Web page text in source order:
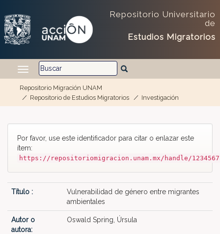
Repositorio Universitario
de
Estudios Migratorios
Repositorio Migración UNAM
Repositorio de Estudios Migratorios
Investigación
Por favor, use este identificador para citar o enlazar este
ítem:
https://repositoriomigracion.unam.mx/handle/
Título :
Vulnerabilidad de género entre migrantes
ambientales
Autor o
autora:
Oswald Spring, Úrsula